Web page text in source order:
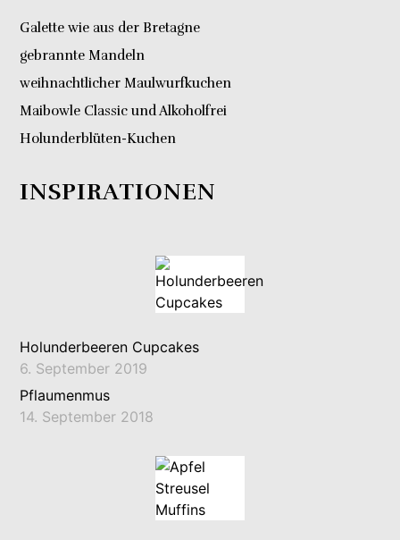
Galette wie aus der Bretagne
gebrannte Mandeln
weihnachtlicher Maulwurfkuchen
Maibowle Classic und Alkoholfrei
Holunderblüten-Kuchen
INSPIRATIONEN
Holunderbeeren Cupcakes
6. September 2019
Pflaumenmus
14. September 2018